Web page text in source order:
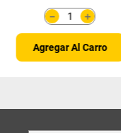
＋
－
Agregar Al Carro